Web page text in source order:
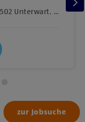
Gewerbepark (Ipari
zur Jobsuche